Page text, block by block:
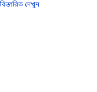
বিস্তারিত দেখুন